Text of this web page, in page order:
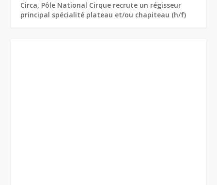
Circa, Pôle National Cirque recrute un régisseur
principal spécialité plateau et/ou chapiteau (h/f)